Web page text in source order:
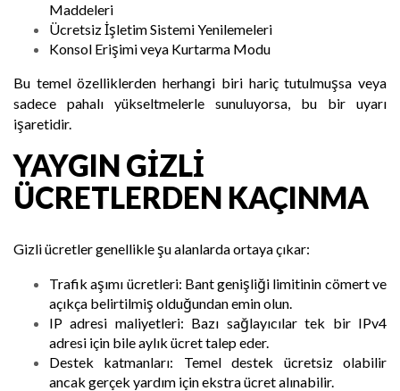
Maddeleri
Ücretsiz İşletim Sistemi Yenilemeleri
Konsol Erişimi veya Kurtarma Modu
Bu temel özelliklerden herhangi biri hariç tutulmuşsa veya
sadece pahalı yükseltmelerle sunuluyorsa, bu bir uyarı
işaretidir.
YAYGIN GIZLI
ÜCRETLERDEN KAÇINMA
Gizli ücretler genellikle şu alanlarda ortaya çıkar:
Trafik aşımı ücretleri: Bant genişliği limitinin cömert ve
açıkça belirtilmiş olduğundan emin olun.
IP adresi maliyetleri: Bazı sağlayıcılar tek bir IPv4
adresi için bile aylık ücret talep eder.
Destek katmanları: Temel destek ücretsiz olabilir
ancak gerçek yardım için ekstra ücret alınabilir.